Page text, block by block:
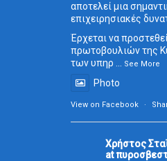
αποτελεί μια
επιχειρησιακές
Έρχεται να
πρωτοβουλιών της
των υπηρ
See More
Photo
View on Facebook ·
Χρήστος
at